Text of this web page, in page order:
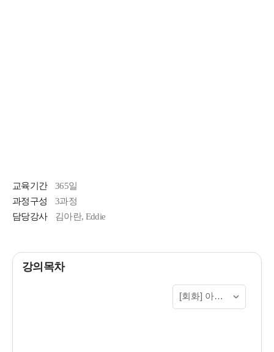
교육기간
365일
과정구성
3과정
담당강사
김아란, Eddie
강의목차